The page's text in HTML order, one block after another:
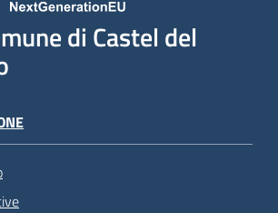
di Castel del